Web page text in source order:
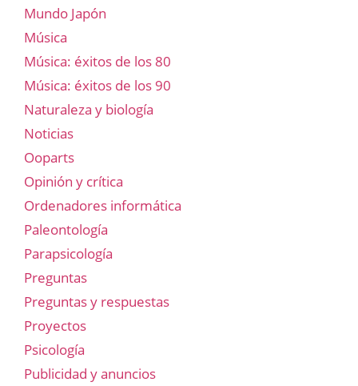
Mundo Japón
Música
Música: éxitos de los 80
Música: éxitos de los 90
Naturaleza y biología
Noticias
Ooparts
Opinión y crítica
Ordenadores informática
Paleontología
Parapsicología
Preguntas
Preguntas y respuestas
Proyectos
Psicología
Publicidad y anuncios